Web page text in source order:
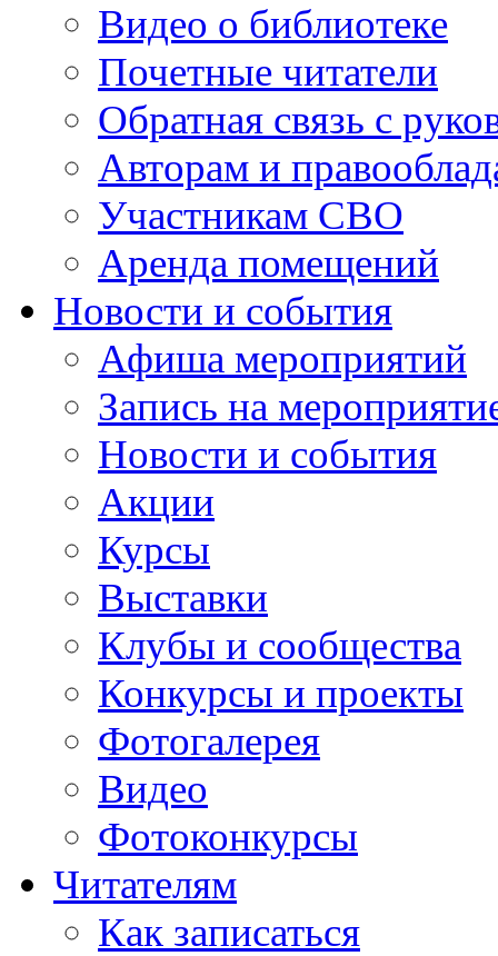
Видео о библиотеке
Почетные читатели
Обратная связь с
Авторам и
Участникам СВО
Аренда помещений
Новости и события
Афиша мероприятий
Запись на
Новости и события
Акции
Курсы
Выставки
Клубы и сообщества
Конкурсы и проекты
Фотогалерея
Видео
Фотоконкурсы
Читателям
Как записаться